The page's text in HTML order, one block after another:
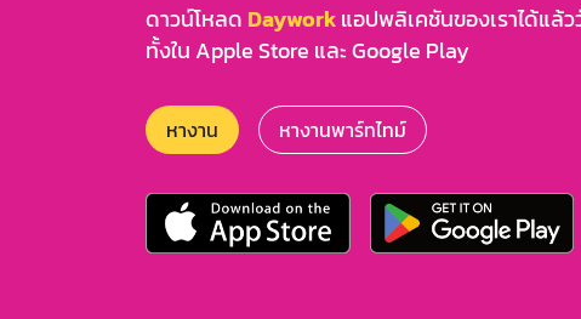
ดาวน์โหลด Dayworkแอปพลิเคชันของเราได้แล้
ทั้งใน Apple Store และ Google Play
หางาน หางานพาร์ทไทม์